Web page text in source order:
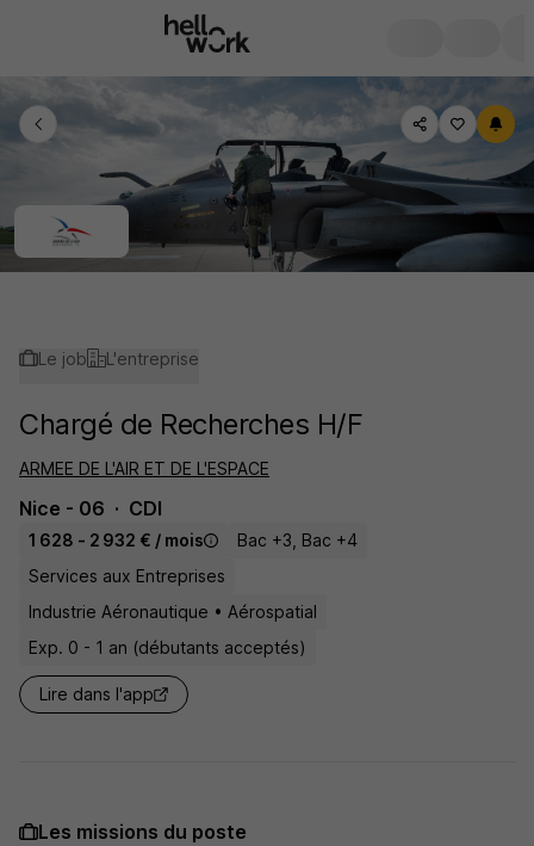
Le job L'entreprise
Chargé de Recherches H/F
ARMEE DE L'AIR ET DE L'ESPACE
Nice - 06 CDI
1 628 - 2 932 € / mois
Bac +3, Bac +4
Services aux Entreprises
Industrie Aéronautique • Aérospatial
Exp. 0 - 1 an (débutants acceptés)
Lire dans l'app
Les missions du poste